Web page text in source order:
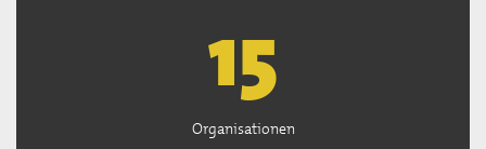
15
Organisationen